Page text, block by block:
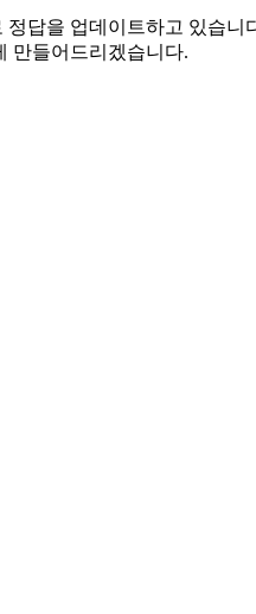
답을 업데이트하고 있습
만들어드리겠습니다.